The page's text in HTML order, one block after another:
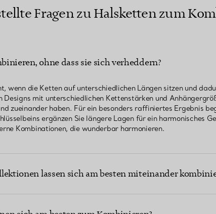
Fragen zu Halsketten zum
ohne dass sie sich verheddern?
wenn die Ketten auf unterschiedlichen Längen sitzen und
Designs mit unterschiedlichen Kettenstärken und
zueinander haben. Für ein besonders raffiniertes Ergebnis
ergänzen Sie längere Lagen für ein harmonisches
Kombinationen, die wunderbar harmonieren.
lassen sich am besten miteinander